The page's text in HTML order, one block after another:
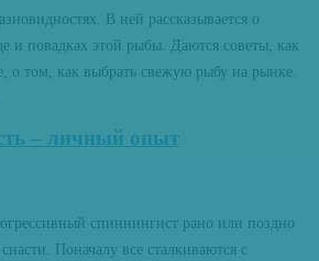
В ней рассказывается о
и повадках этой рыбы. Даются советы, как
о том, как выбрать свежую рыбу на рынке.
– личный опыт
спиннингист рано или поздно
Поначалу все сталкиваются с